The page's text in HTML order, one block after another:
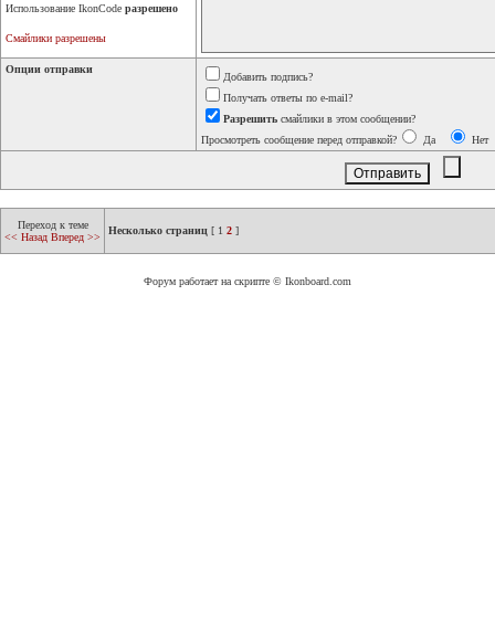
Использование IkonCode разрешено
Смайлики разрешены
Опции отправки
Добавить подпись?
Получать ответы по e-mail?
Разрешить смайлики в этом сообщении?
Просмотреть сообщение перед отправкой?
Да Нет
Переход к теме
<< Назад Вперед >>
Несколько страниц [ 1 2 ]
Форум работает на скрипте © Ikonboard.com